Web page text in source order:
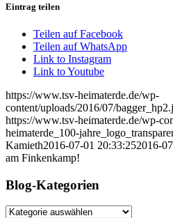
Eintrag teilen
Teilen auf Facebook
Teilen auf WhatsApp
Link to Instagram
Link to Youtube
https://www.tsv-heimaterde.de/wp-
content/uploads/2016/07/
https://www.tsv-heimaterde.de/wp-
heimaterde_100-
Kamieth2016-07-01 20:33:252016-
am Finkenkamp!
Blog-Kategorien
Blog-